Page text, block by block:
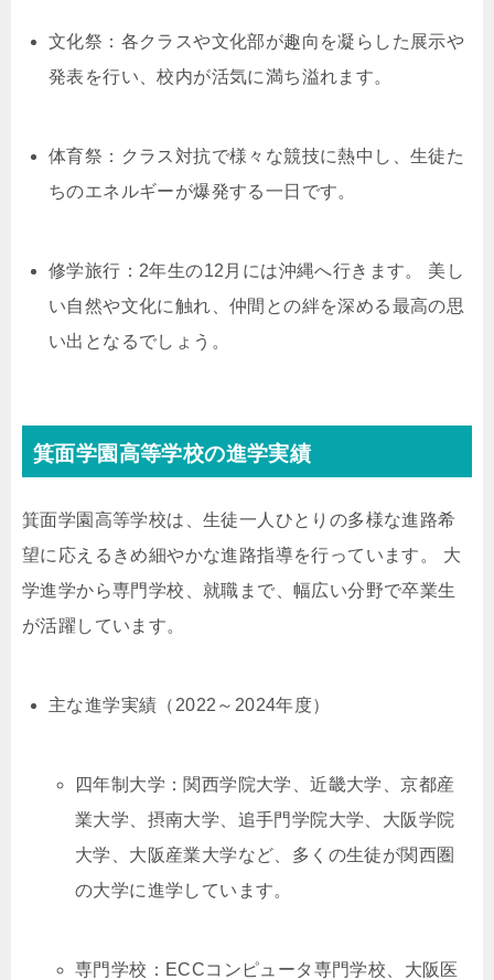
文化祭：各クラスや文化部が趣向を凝らした展示や
発表を行い、校内が活気に満ち溢れます。
体育祭：クラス対抗で様々な競技に熱中し、生徒た
ちのエネルギーが爆発する一日です。
修学旅行：2年生の12月には沖縄へ行きます。 美し
い自然や文化に触れ、仲間との絆を深める最高の思
い出となるでしょう。
箕面学園高等学校の進学実績
箕面学園高等学校は、生徒一人ひとりの多様な進路希
望に応えるきめ細やかな進路指導を行っています。 大
学進学から専門学校、就職まで、幅広い分野で卒業生
が活躍しています。
主な進学実績（2022～2024年度）
四年制大学：関西学院大学、近畿大学、京都産
業大学、摂南大学、追手門学院大学、大阪学院
大学、大阪産業大学など、多くの生徒が関西圏
の大学に進学しています。
専門学校：ECCコンピュータ専門学校、大阪医